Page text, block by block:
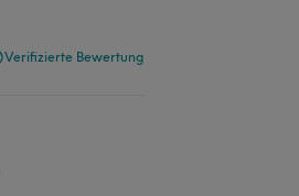
Verifizierte Bewertung